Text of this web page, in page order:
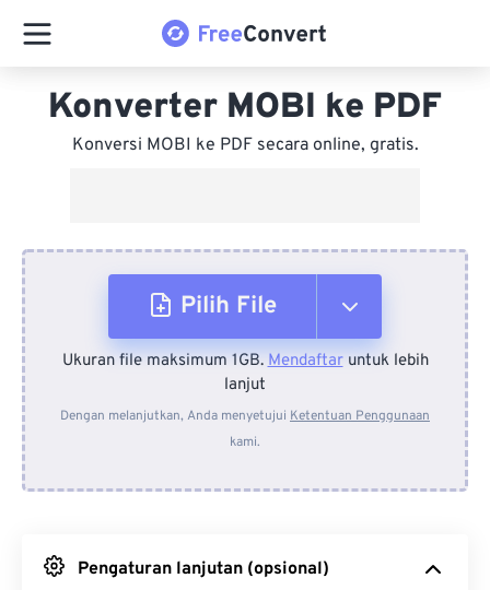
Konverter MOBI ke PDF
Konversi MOBI ke PDF secara online, gratis.
Pilih File
Dari Perangkat
Dari Dropbox
Ukuran file maksimum 1GB.Mendaftaruntuk lebih
lanjut
Dengan melanjutkan, Anda menyetujui Ketentuan Penggunaan
kami.
Pengaturan lanjutan (opsional)